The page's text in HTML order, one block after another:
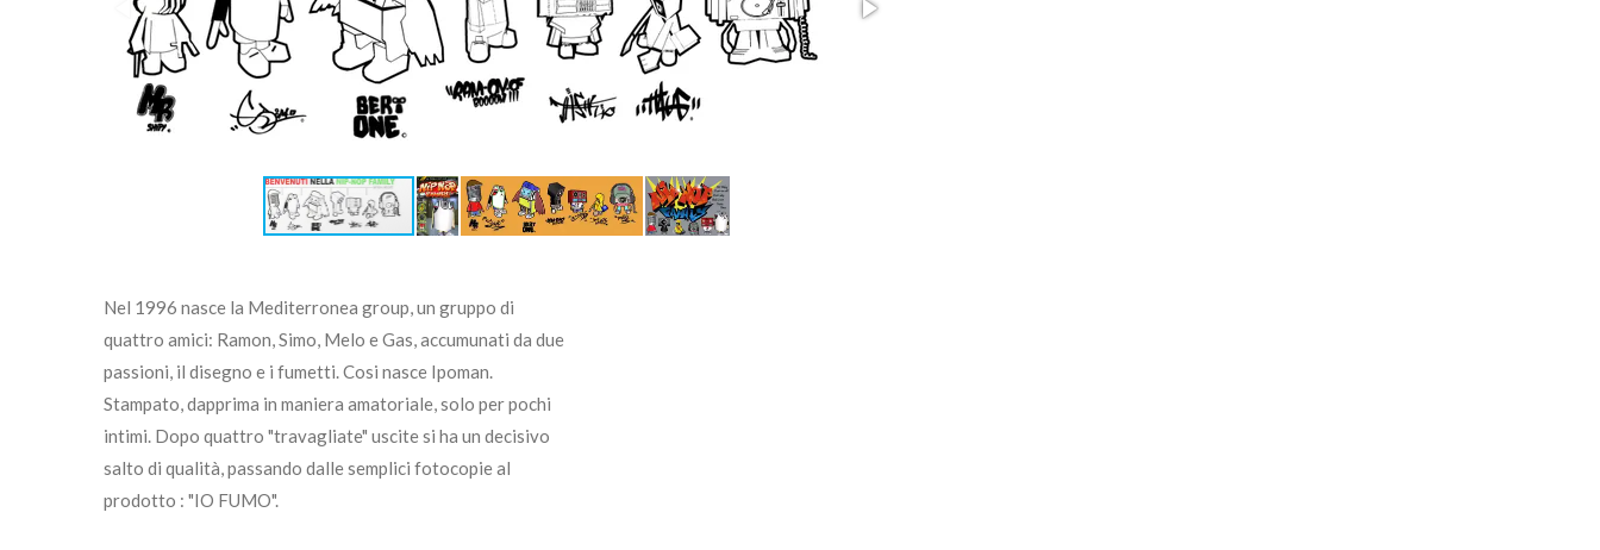
Nel 1996 nasce la Mediterronea group, un gruppo di
quattro amici: Ramon, Simo, Melo e Gas, accumunati da due
passioni, il disegno e i fumetti. Cosi nasce Ipoman.
Stampato, dapprima in maniera amatoriale, solo per pochi
intimi. Dopo quattro "travagliate" uscite si ha un decisivo
salto di qualità, passando dalle semplici fotocopie al
prodotto : "IO FUMO".